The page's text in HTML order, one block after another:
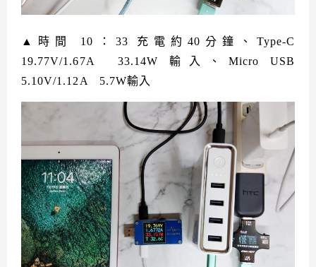
▲時間 10：33 充電約40分鐘、Type-C
19.77V/1.67A 33.14W 輸入、Micro USB
5.10V/1.12A 5.7W輸入